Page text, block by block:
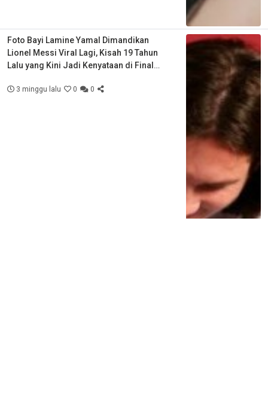
Foto Bayi Lamine Yamal Dimandikan
Lionel Messi Viral Lagi, Kisah 19 Tahun
Lalu yang Kini Jadi Kenyataan di Final
3 minggu lalu 0 0